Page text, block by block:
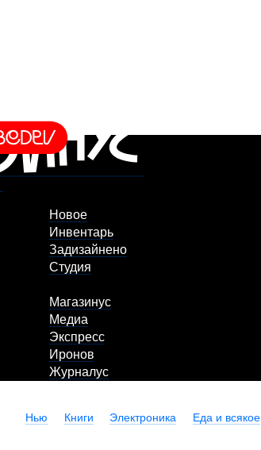
Новое
Инвентарь
Задизайнено
Студия
Магазинус
Медиа
Экспресс
Иронов
Журналус
Нью Книги Электроника Еда и всякое